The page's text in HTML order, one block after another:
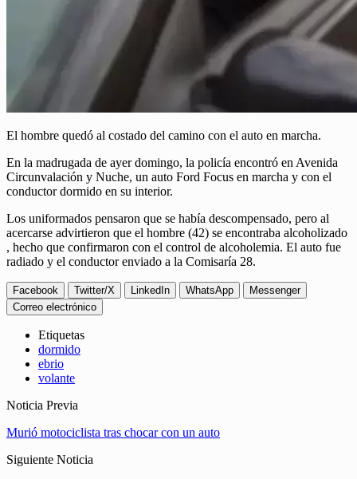
El hombre quedó al costado del camino con el auto en marcha.
En la madrugada de ayer domingo, la policía encontró en Avenida
Circunvalación y Nuche, un auto Ford Focus en marcha y con el
conductor dormido en su interior.
Los uniformados pensaron que se había descompensado, pero al
acercarse advirtieron que el hombre (42) se encontraba alcoholizado
, hecho que confirmaron con el control de alcoholemia. El auto fue
radiado y el conductor enviado a la Comisaría 28.
Facebook Twitter/X LinkedIn WhatsApp
Messenger
Correo electrónico
Etiquetas
dormido
ebrio
volante
Noticia Previa
Murió motociclista tras chocar con un auto
Siguiente Noticia